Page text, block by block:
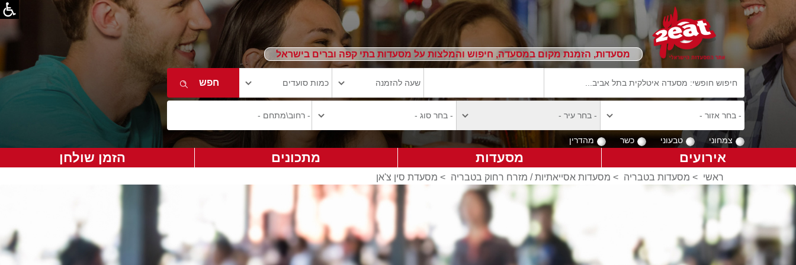
מסעדות, הזמנת מקום במסעדה, חיפוש והמלצות על מסעדות בתי קפה וברים בישראל
צמחוני טבעוני כשר מהדרין
אירועים מסעדות מתכונים הזמן שולחן
ראשי > מסעדות בטבריה > מסעדות אסייאתיות / מזרח רחוק בטבריה > מסעדת סין צ'אן